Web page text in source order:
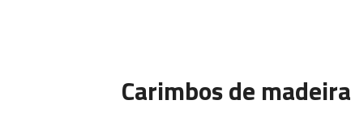
Carimbos de madeira